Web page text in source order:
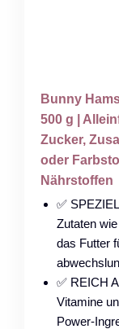
Bunny
500 g |
Zucker,
oder
Nährstoffen
✅
Zutaten
das Futter
✅ REICH
Vitamine
Power-